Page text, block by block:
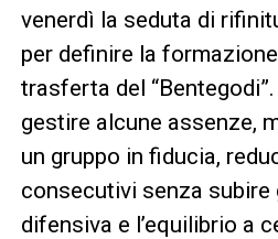
venerdì la seduta di
per definire la
trasferta del
gestire alcune assenze,
un gruppo in fiducia,
consecutivi senza
difensiva e l’equilibrio a